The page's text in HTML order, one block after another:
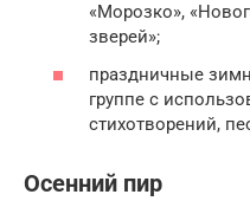
«Морозко»,
зверей»;
праздничные
группе с
стихотворений,
Осенний пир